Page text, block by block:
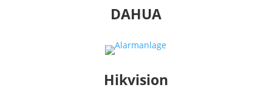
DAHUA
Hikvision